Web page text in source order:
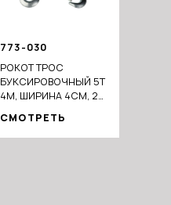
773-030
РОКОТ ТРОС
БУКСИРОВОЧНЫЙ 5Т
4М, ШИРИНА 4СМ, 2
СМОТРЕТЬ